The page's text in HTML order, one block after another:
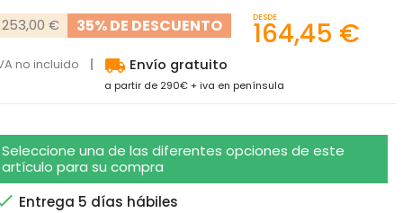
253,00 € 35% DE DESCUENTO DESDE
164,45 €
no incluido local_shipping Envío gratuito
a partir de 290€ + iva en península
Seleccione una de las diferentes opciones de este
artículo para su compra
Entrega 5 días hábiles